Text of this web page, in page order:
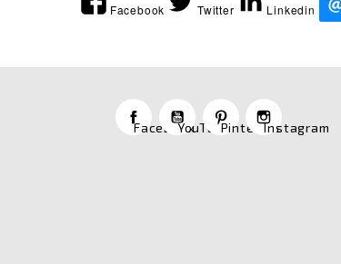
Facebook Twitter Linkedin
FacebookYouTubePinterestInstagram